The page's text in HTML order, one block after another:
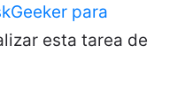
para
esta tarea de